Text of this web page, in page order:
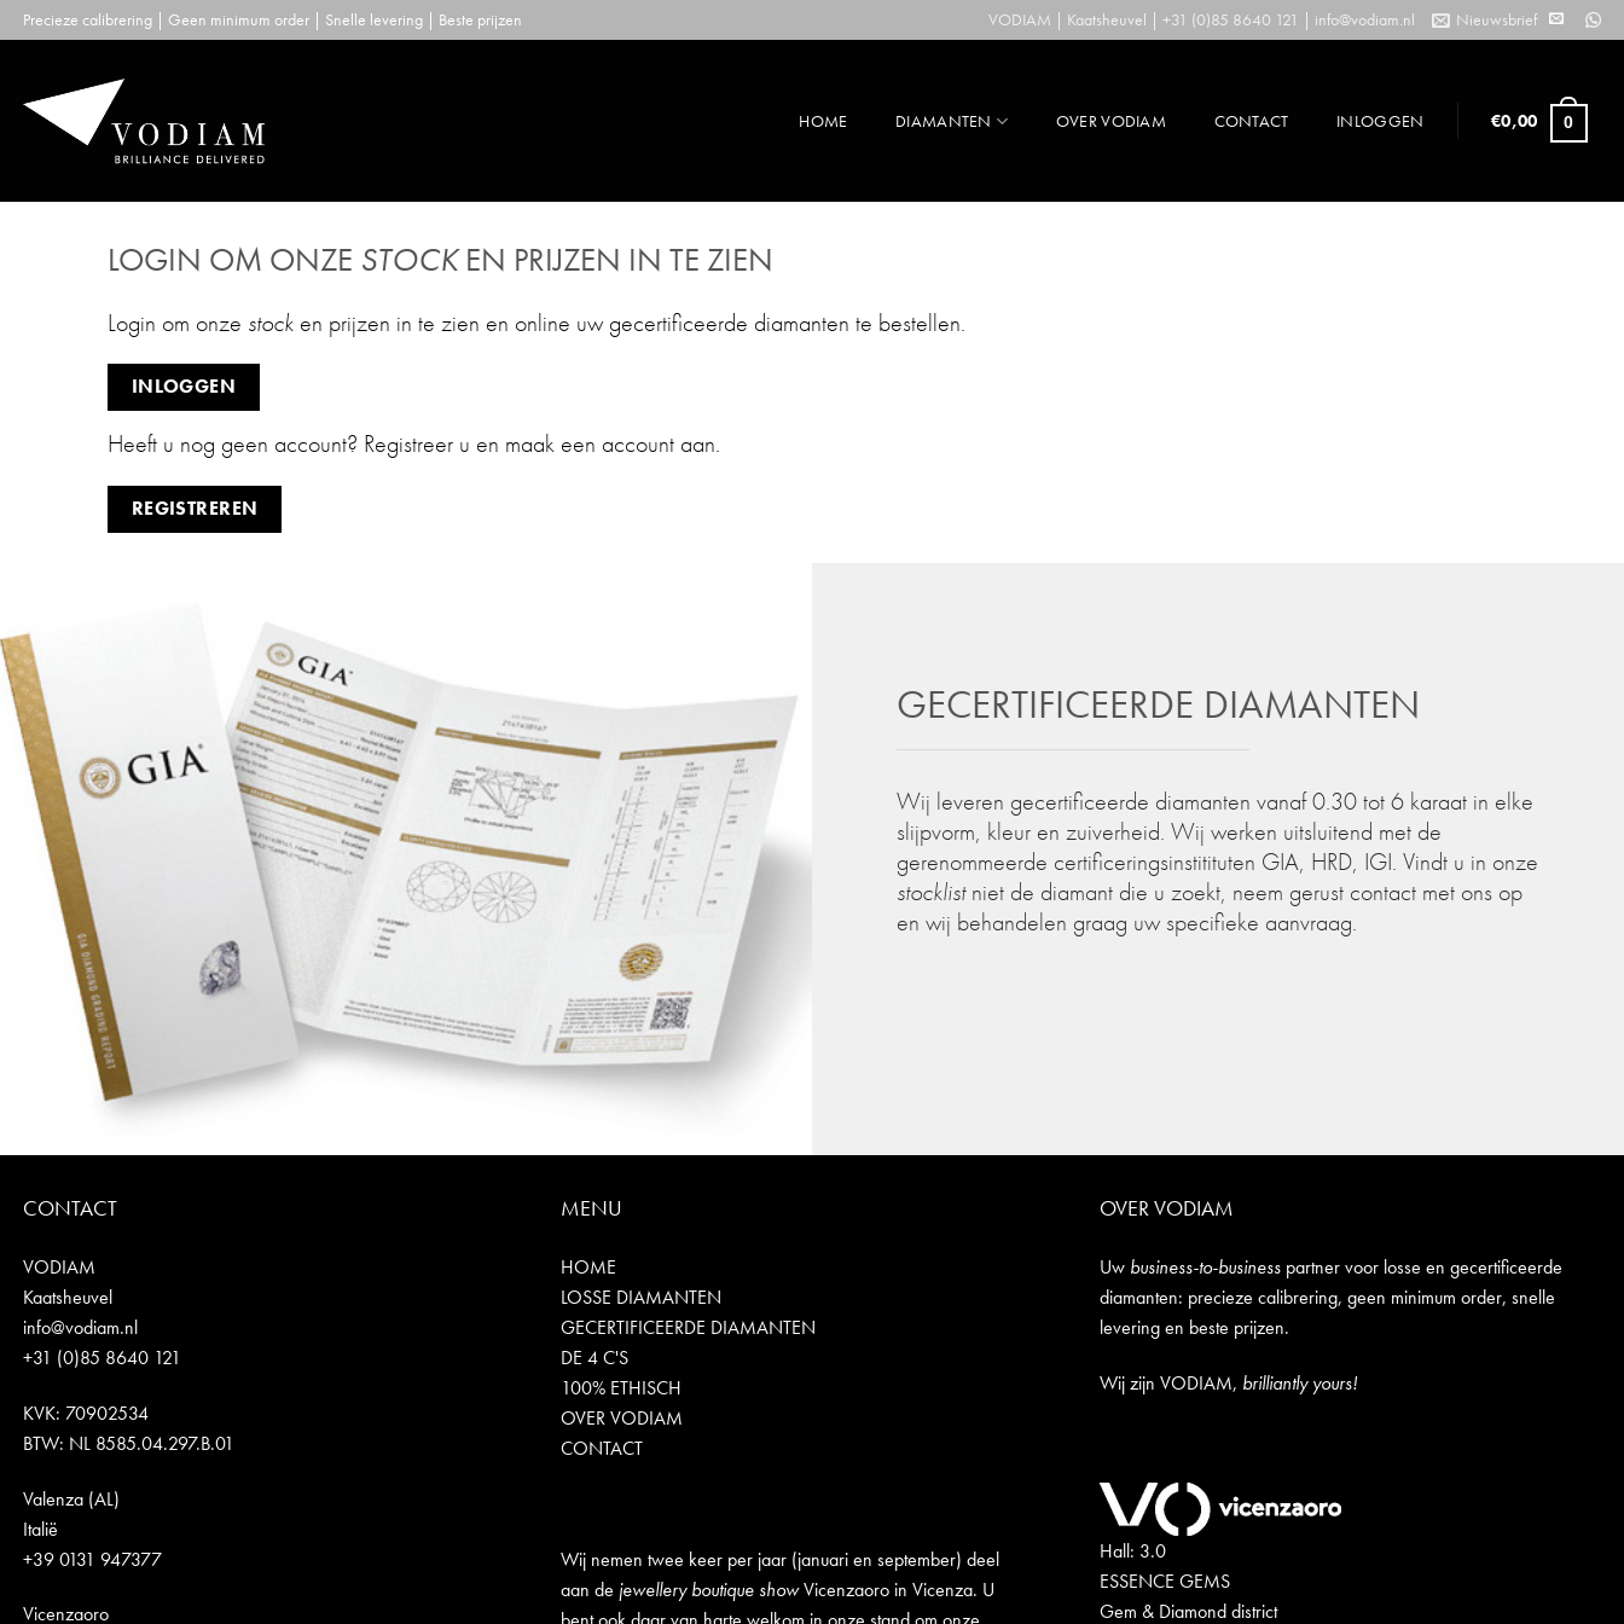
Skip
to
Precieze calibrering | Geen minimum order | Snelle levering | Beste prijzen VODIAM | Kaatsheuvel | +31 (0)85 8640 121 | info@vodiam.nl Nieuwsbrief
HOME DIAMANTEN OVER VODIAM CONTACT INLOGGEN €0,00 0
LOGIN OM ONZE STOCKEN PRIJZEN IN TE ZIEN
Login om onze stock en prijzen in te zien en online uw gecertificeerde diamanten te bestellen.
INLOGGEN
Heeft u nog geen account? Registreer u en maak een account aan.
REGISTREREN
GECERTIFICEERDE DIAMANTEN
Wij leveren gecertificeerde diamanten vanaf 0.30 tot 6 karaat in elke
slijpvorm, kleur en zuiverheid. Wij werken uitsluitend met de
gerenommeerde certificeringsinstitituten GIA, HRD, IGI. Vindt u in onze
stocklistniet de diamant die u zoekt, neem gerust contact met ons op
en wij behandelen graag uw specifieke aanvraag.
CONTACT
VODIAM
Kaatsheuvel
info@vodiam.nl
+31 (0)85 8640 121
KVK: 70902534
BTW: NL 8585.04.297.B.01
Valenza (AL)
Italië
+39 0131 947377
Vicenzaoro
MENU
HOME
LOSSE DIAMANTEN
GECERTIFICEERDE DIAMANTEN
DE 4 C'S
100% ETHISCH
OVER VODIAM
CONTACT
Wij nemen twee keer per jaar (januari en september) deel
aan de jewellery boutique showVicenzaoro in Vicenza. U
OVER VODIAM
Uw business-to-businesspartner voor losse en gecertificeerde
diamanten: precieze calibrering, geen minimum order, snelle
levering en beste prijzen.
Wij zijn VODIAM, brilliantly yours!
Hall: 3.0
ESSENCE GEMS
Gem & Diamond district